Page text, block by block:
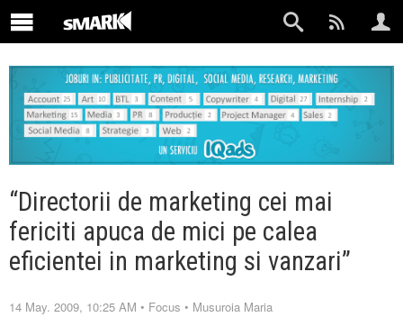
“Directorii de marketing cei mai
fericiti apuca de mici pe calea
eficientei in marketing si vanzari”
14 May. 2009, 10:25 AM • Focus • Musuroia Maria